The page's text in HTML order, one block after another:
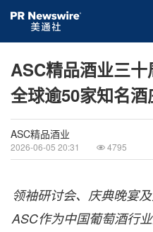
ASC精品酒业三
全球逾50家知名
ASC精品酒业
2026-06-05 20:31 4795
领袖研讨会、庆典晚宴
ASC作为中国葡萄酒行